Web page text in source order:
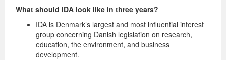
What should IDA look like in three years?
IDA is Denmark’s largest and most influential interest
group concerning Danish legislation on research,
education, the environment, and business
development.